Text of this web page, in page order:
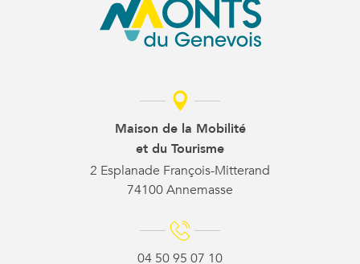
Maison de la Mobilité
et du Tourisme
2 Esplanade François-Mitterand
74100 Annemasse
04 50 95 07 10